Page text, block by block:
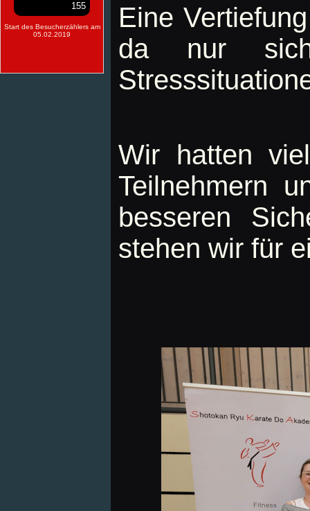
155
Start des Besucherzählers am
05.02.2019
Eine
da nur
Wir hatten
Teilnehmern
besseren
stehen wir für